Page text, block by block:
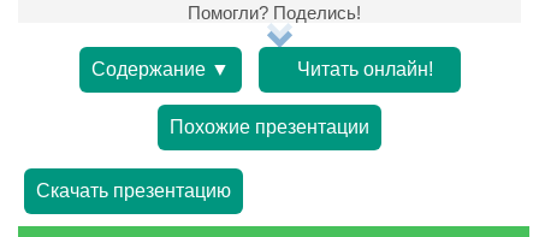
Помогли? Поделись!
Содержание ▼ Читать онлайн!
Похожие презентации
Скачать презентацию